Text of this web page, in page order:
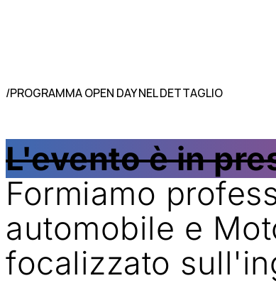
/PROGRAMMA OPEN DAY NEL DETTAGLIO
L'evento è in
Formiamo
automobile e
focalizzato